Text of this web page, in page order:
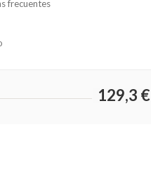
129,3 €
frecuentes